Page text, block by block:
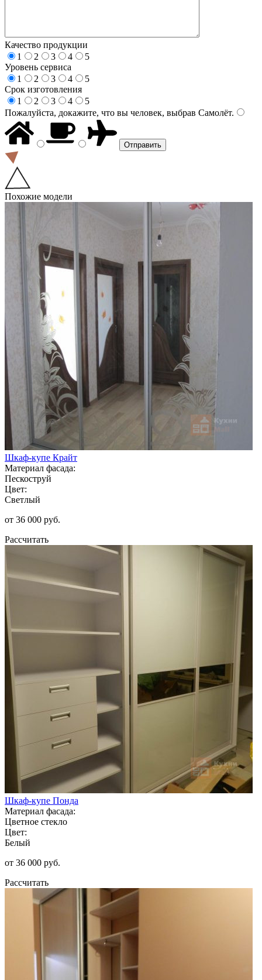
Качество продукции
1
2 3 4
5
Уровень сервиса
1
2 3 4
5
Срок изготовления
1
2 3 4
5
Пожалуйста, докажите, что вы человек, выбрав Самолёт.
Похожие модели
Шкаф-купе Крайт
Материал фасада:
Пескоструй
Цвет:
Светлый
от 36 000 руб.
Рассчитать
Шкаф-купе Понда
Материал фасада:
Цветное стекло
Цвет:
Белый
от 36 000 руб.
Рассчитать